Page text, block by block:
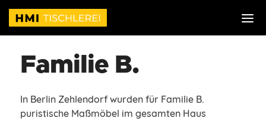
Familie B.
In Berlin Zehlendorf wurden für Familie B.
puristische Maßmöbel im gesamten Haus